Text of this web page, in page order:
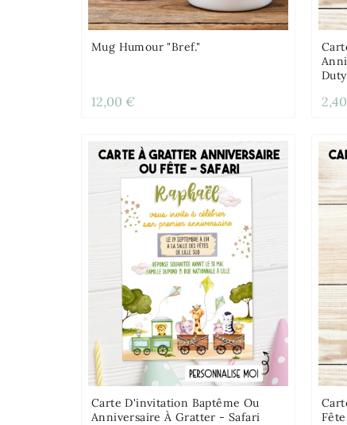
Mug Humour "Bref."
12,00 €
Duty
Carte D'invitation Baptême Ou
Anniversaire À Gratter - Safari